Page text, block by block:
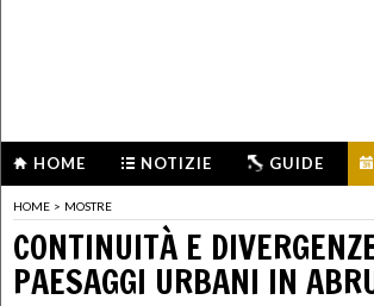
HOME NOTIZIE GUIDE
HOME > MOSTRE
CONTINUITÀ E
PAESAGGI URBANI IN